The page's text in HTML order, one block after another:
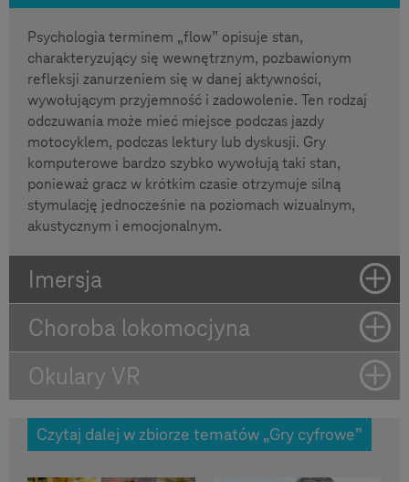
Psychologia terminem „flow” opisuje stan,
charakteryzujący się wewnętrznym, pozbawionym
refleksji zanurzeniem się w danej aktywności,
wywołującym przyjemność i zadowolenie. Ten rodzaj
odczuwania może mieć miejsce podczas jazdy
motocyklem, podczas lektury lub dyskusji. Gry
komputerowe bardzo szybko wywołują taki stan,
ponieważ gracz w krótkim czasie otrzymuje silną
stymulację jednocześnie na poziomach wizualnym,
akustycznym i emocjonalnym.
Imersja
Choroba lokomocjyna
Okulary VR
Czytaj dalej w zbiorze tematów „Gry cyfrowe”